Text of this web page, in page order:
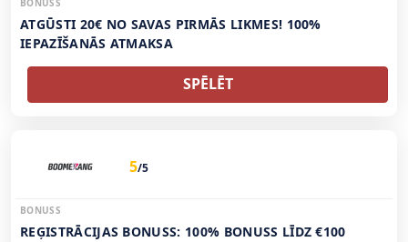
BONUSS
ATGŪSTI 20€ NO SAVAS PIRMĀS LIKMES! 100%
IEPAZĪŠANĀS ATMAKSA
SPĒLĒT
5/5
BONUSS
REĢISTRĀCIJAS BONUSS: 100% BONUSS LĪDZ €100